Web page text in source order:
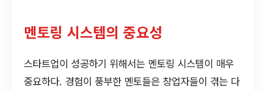
멘토링 시스템의 중요성
스타트업이 성공하기 위해서는 멘토링 시스템이 매우
중요하다. 경험이 풍부한 멘토들은 창업자들이 겪는 다